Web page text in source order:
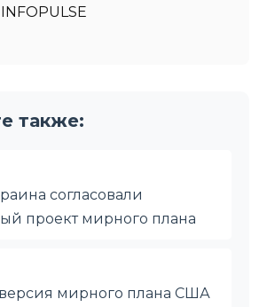
также:
согласовали
проект мирного плана
мирного плана США